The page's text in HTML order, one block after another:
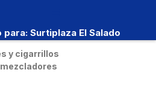
Surtiplaza El Salado
y cigarrillos